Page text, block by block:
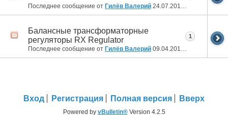
Последнее сообщение от Гилёв Валерий 24.07.2013 23:36
Балансные трансформаторные
регуляторы RX Regulator
Последнее сообщение от Гилёв Валерий 09.04.2013 18:18
1
Вход Регистрация Полная версия Вверх
Powered by vBulletin®Version 4.2.5